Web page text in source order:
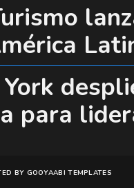
para
BY GOOYAABI TEMPLATES